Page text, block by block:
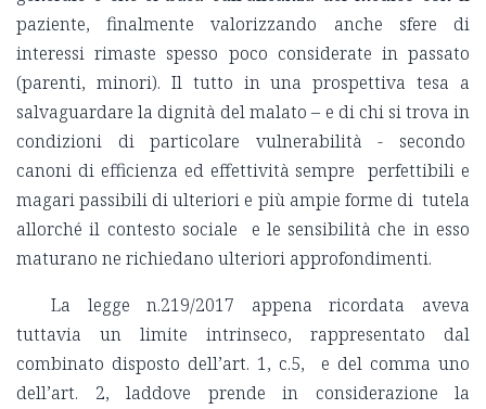
paziente, finalmente valorizzando anche sfere di
interessi rimaste spesso poco considerate in passato
(parenti, minori). Il tutto in una prospettiva tesa a
salvaguardare la dignità del malato – e di chi si trova in
condizioni di particolare vulnerabilità - secondo
canoni di efficienza ed effettività sempre perfettibili e
magari passibili di ulteriori e più ampie forme di tutela
allorché il contesto sociale e le sensibilità che in esso
maturano ne richiedano ulteriori approfondimenti.
La legge n.219/2017 appena ricordata aveva
tuttavia un limite intrinseco, rappresentato dal
combinato disposto dell’art. 1, c.5, e del comma uno
dell’art. 2, laddove prende in considerazione la